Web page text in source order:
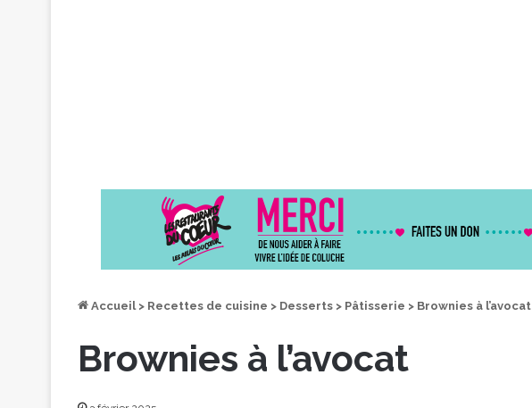
Accueil > Recettes de cuisine > Desserts > Pâtisserie > Brownies à l’avocat
Brownies à l’avocat